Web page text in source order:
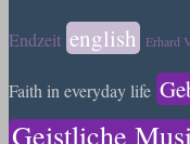
Endzeit english Erhard
Faith in everyday life
Geistliche